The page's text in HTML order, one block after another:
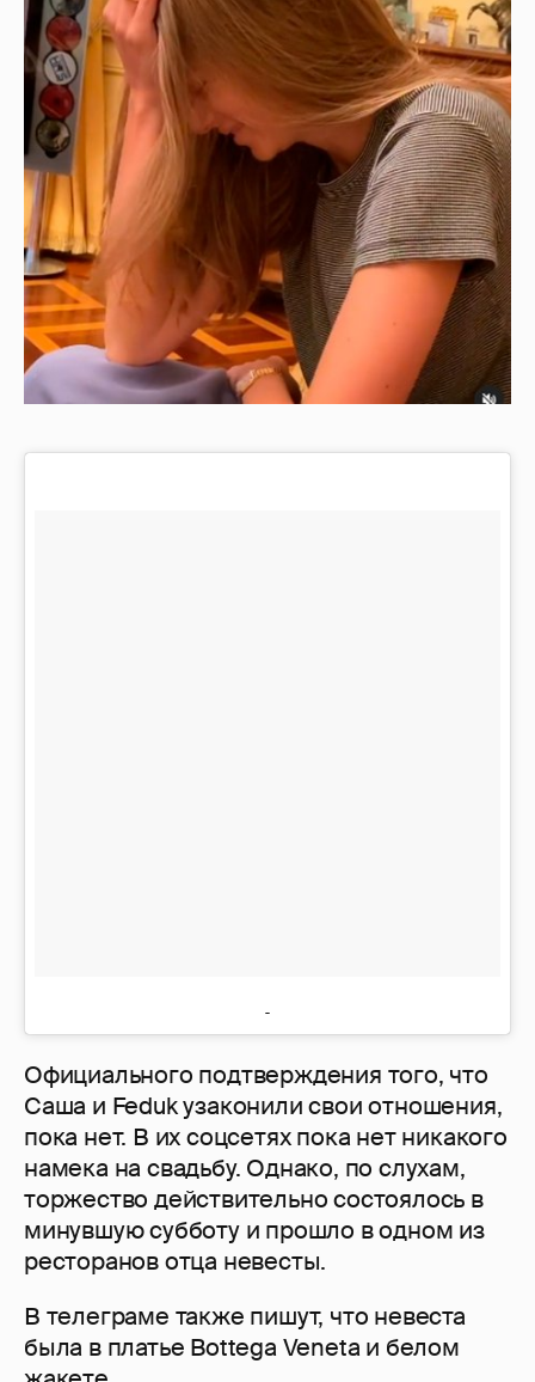
Официального подтверждения того, что
Саша и Feduk узаконили свои отношения,
пока нет. В их соцсетях пока нет никакого
намека на свадьбу. Однако, по слухам,
торжество действительно состоялось в
минувшую субботу и прошло в одном из
ресторанов отца невесты.
В телеграме также пишут, что невеста
была в платье Bottega Veneta и белом